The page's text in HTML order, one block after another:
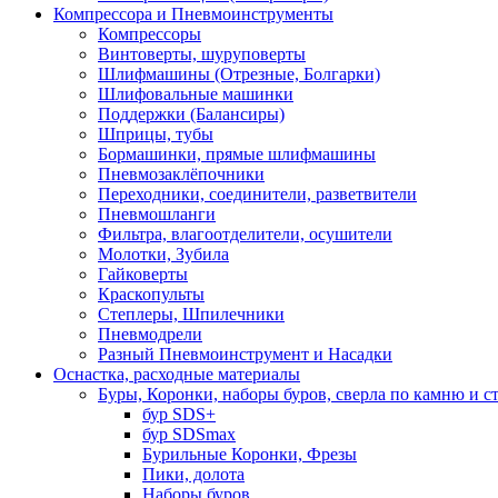
Компрессора и Пневмоинструменты
Компрессоры
Винтоверты, шуруповерты
Шлифмашины (Отрезные, Болгарки)
Шлифовальные машинки
Поддержки (Балансиры)
Шприцы, тубы
Бормашинки, прямые шлифмашины
Пневмозаклёпочники
Переходники, соединители, разветвители
Пневмошланги
Фильтра, влагоотделители, осушители
Молотки, Зубила
Гайковерты
Краскопульты
Степлеры, Шпилечники
Пневмодрели
Разный Пневмоинструмент и Насадки
Оснастка, расходные материалы
Буры, Коронки, наборы буров, сверла по камню и
бур SDS+
бур SDSmax
Бурильные Коронки, Фрезы
Пики, долота
Наборы буров